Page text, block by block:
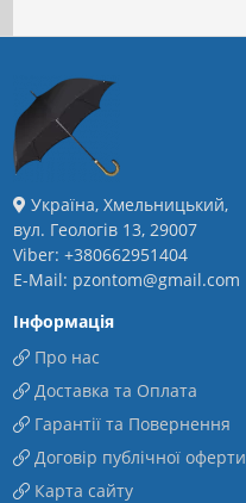
Україна, Хмельницький,
вул. Геологів 13, 29007
Viber: +380662951404
E-Mail: pzontom@gmail.com
Інформація
Про нас
Доставка та Оплата
Гарантії та Повернення
Договір публічної оферти
Карта сайту